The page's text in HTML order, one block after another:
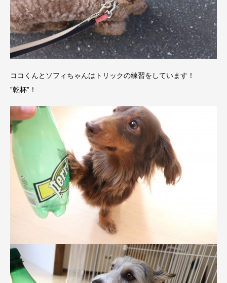
ココくんとソフィちゃんはトリックの練習をしています！
”乾杯”！